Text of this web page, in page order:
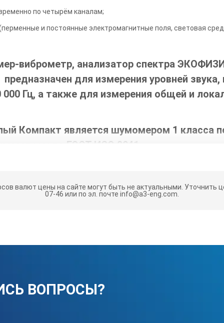
по четырём каналам;
и постоянные электромагнитные поля, световая
виброметр, анализатор спектра
для измерения уровней звука,
Гц, а также для измерения общей и
Компакт является шумомером 1 класса
по ГОСТ ИСО 8041.
виброметра ЭКОФИЗИКА-110А
валют цены на сайте могут быть не актуальными. Уточнить
07-46 или по эл. почте info@a3-eng.com.
ВОПРОСЫ?